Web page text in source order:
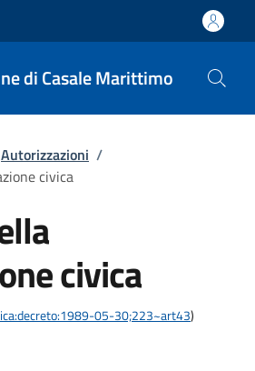
di Casale Marittimo
Autorizzazioni /
civica
civica
05-30;223~art43)